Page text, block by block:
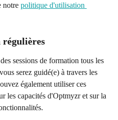
notre politique d'utilisation
régulières
sessions de formation tous les
serez guidé(e) à travers les
également utiliser ces
les capacités d'Optmyzr et sur la